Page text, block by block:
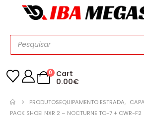
0
Cart
0.00€
PRODUTOSEQUIPAMENTO ESTRADA,
PACK SHOEI NXR 2 – NOCTURNE TC-7 + CWR-F2